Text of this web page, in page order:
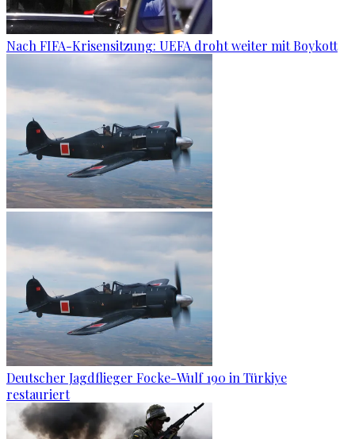
Nach FIFA-Krisensitzung: UEFA droht weiter mit Boykott
Deutscher Jagdflieger Focke-Wulf 190 in Türkiye
restauriert